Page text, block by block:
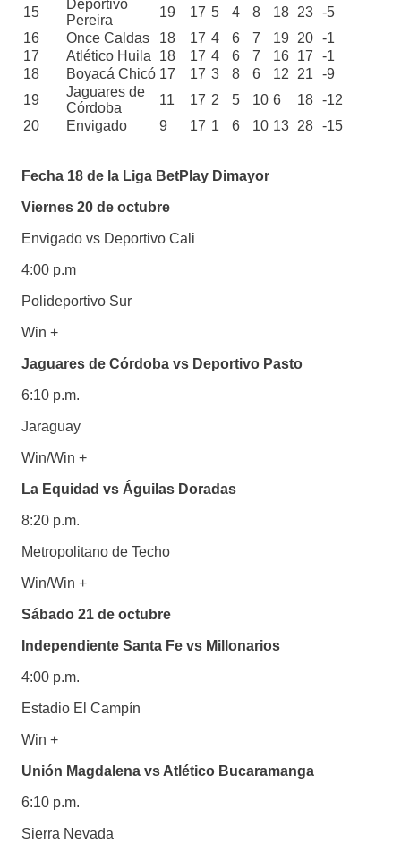
15
Deportivo
Pereira
19 17 5 4 8 18 23 -5
16
Once Caldas 18 17 4 6 7 19 20 -1
17
Atlético Huila 18 17 4 6 7 16 17
-1
18
Boyacá Chicó 17 17 3 8 6 12 21 -9
19
Jaguares de
Córdoba
11 17 2 5 10 6 18 -12
20
Envigado 9 17 1 6 10 13 28 -15
Fecha 18 de la Liga BetPlay Dimayor
Viernes 20 de octubre
Envigado vs Deportivo Cali
4:00 p.m
Polideportivo Sur
Win +
Jaguares de Córdoba vs Deportivo Pasto
6:10 p.m.
Jaraguay
Win/Win +
La Equidad vs Águilas Doradas
8:20 p.m.
Metropolitano de Techo
Win/Win +
Sábado 21 de octubre
Independiente Santa Fe vs Millonarios
4:00 p.m.
Estadio El Campín
Win +
Unión Magdalena vs Atlético Bucaramanga
6:10 p.m.
Sierra Nevada